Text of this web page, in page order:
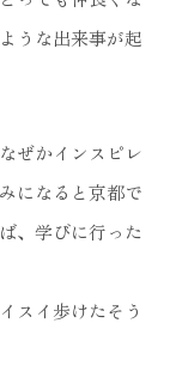
うな出来事が起
ぜかインスピレ
になると京都で
、学びに行った
スイ歩けたそう